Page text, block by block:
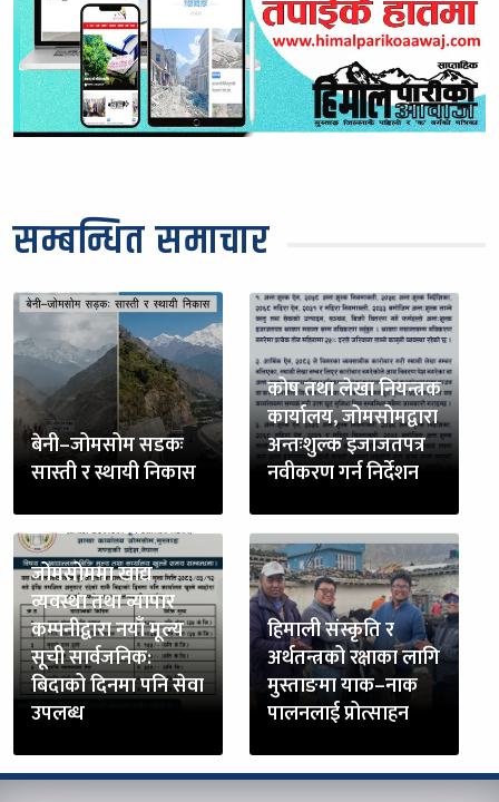
सम्बन्धित समाचार
बेनी–जोमसोम सडकः
सास्ती र स्थायी निकास
कोष तथा लेखा नियन्त्रक
कार्यालय, जोमसोमद्वारा
अन्तःशुल्क इजाजतपत्र
नवीकरण गर्न निर्देशन
जोमसोममा खाद्य
व्यवस्था तथा व्यापार
कम्पनीद्वारा नयाँ मूल्य
सूची सार्वजनिक:
बिदाको दिनमा पनि सेवा
उपलब्ध
हिमाली संस्कृति र
अर्थतन्त्रको रक्षाका लागि
मुस्ताङमा याक–नाक
पालनलाई प्रोत्साहन